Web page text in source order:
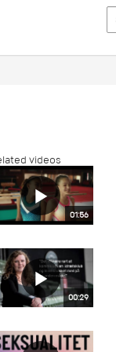
videos
01:56
00:29